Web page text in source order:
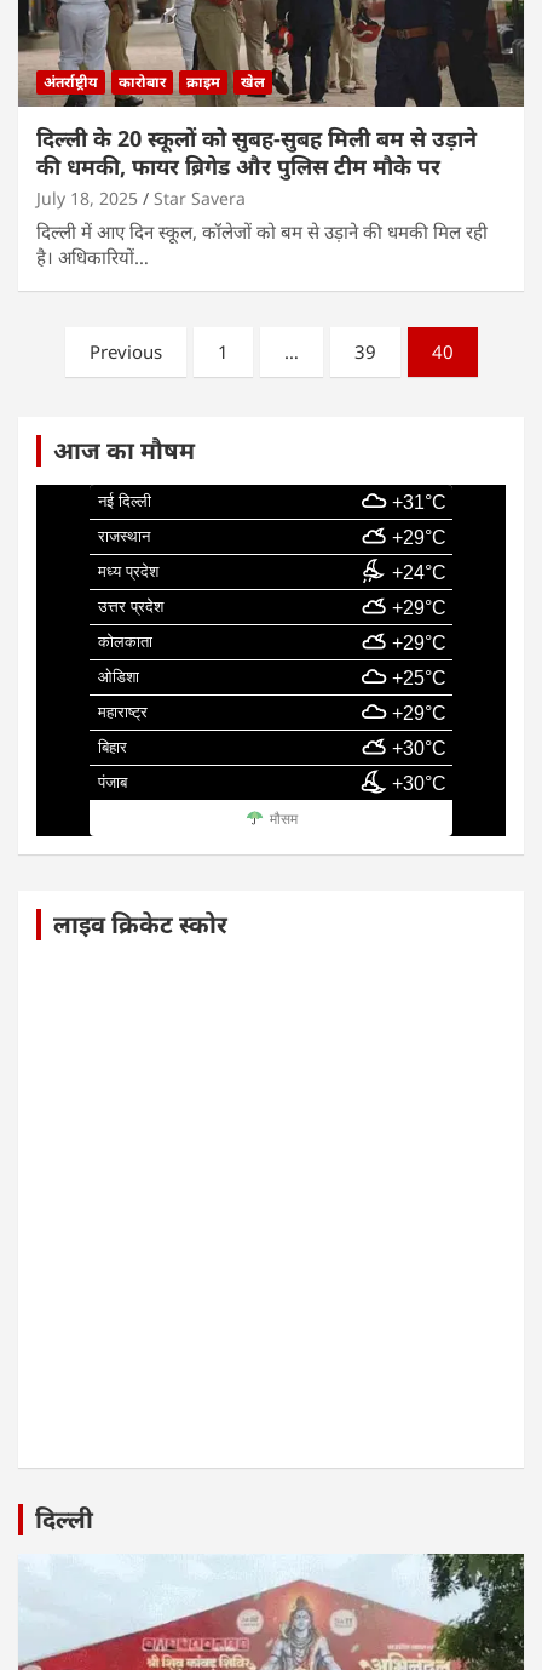
अंतर्राष्ट्रीय कारोबार क्राइम खेल
दिल्ली के 20 स्कूलों को सुबह-सुबह मिली बम से उड़ाने
की धमकी, फायर ब्रिगेड और पुलिस टीम मौके पर
July 18, 2025 Star Savera
दिल्ली में आए दिन स्कूल, कॉलेजों को बम से उड़ाने की धमकी मिल रही
है। अधिकारियों…
Posts
pagination
Previous 1 … 39 40
आज का मौषम
नई दिल्ली +31°C
राजस्थान +29°C
मध्य प्रदेश +24°C
उत्तर प्रदेश +29°C
कोलकाता +29°C
ओडिशा +25°C
महाराष्ट्र +29°C
बिहार +30°C
पंजाब +30°C
मौसम
लाइव क्रिकेट स्कोर
दिल्ली